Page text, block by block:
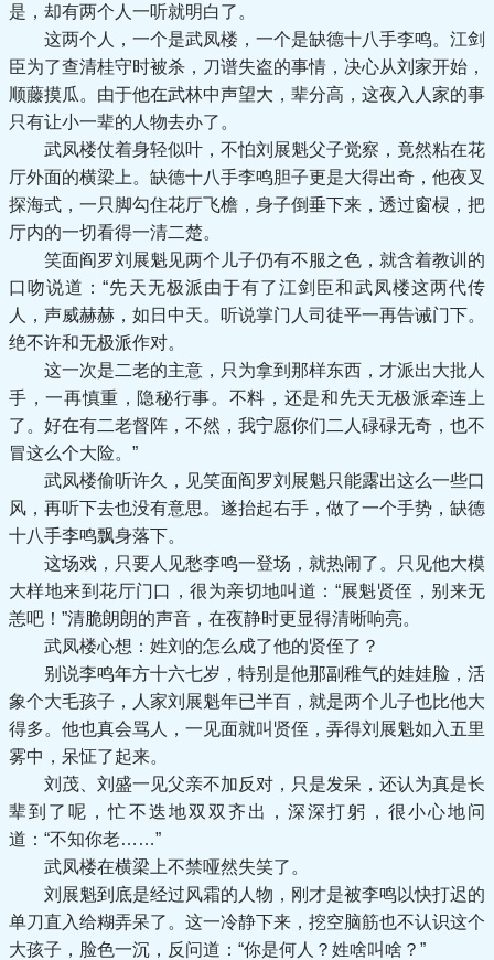
是，却有两个人一听就明白了。
这两个人，一个是武凤楼，一个是缺德十八手李鸣。江剑
臣为了查清桂守时被杀，刀谱失盗的事情，决心从刘家开始，
顺藤摸瓜。由于他在武林中声望大，辈分高，这夜入人家的事
只有让小一辈的人物去办了。
武凤楼仗着身轻似叶，不怕刘展魁父子觉察，竟然粘在花
厅外面的横梁上。缺德十八手李鸣胆子更是大得出奇，他夜叉
探海式，一只脚勾住花厅飞檐，身子倒垂下来，透过窗棂，把
厅内的一切看得一清二楚。
笑面阎罗刘展魁见两个儿子仍有不服之色，就含着教训的
口吻说道：“先天无极派由于有了江剑臣和武凤楼这两代传
人，声威赫赫，如日中天。听说掌门人司徒平一再告诫门下。
绝不许和无极派作对。
这一次是二老的主意，只为拿到那样东西，才派出大批人
手，一再慎重，隐秘行事。不料，还是和先天无极派牵连上
了。好在有二老督阵，不然，我宁愿你们二人碌碌无奇，也不
冒这么个大险。”
武凤楼偷听许久，见笑面阎罗刘展魁只能露出这么一些口
风，再听下去也没有意思。遂抬起右手，做了一个手势，缺德
十八手李鸣飘身落下。
这场戏，只要人见愁李鸣一登场，就热闹了。只见他大模
大样地来到花厅门口，很为亲切地叫道：“展魁贤侄，别来无
恙吧！”清脆朗朗的声音，在夜静时更显得清晰响亮。
武凤楼心想：姓刘的怎么成了他的贤侄了？
别说李鸣年方十六七岁，特别是他那副稚气的娃娃脸，活
象个大毛孩子，人家刘展魁年已半百，就是两个儿子也比他大
得多。他也真会骂人，一见面就叫贤侄，弄得刘展魁如入五里
雾中，呆怔了起来。
刘茂、刘盛一见父亲不加反对，只是发呆，还认为真是长
辈到了呢，忙不迭地双双齐出，深深打躬，很小心地问
道：“不知你老……”
武凤楼在横梁上不禁哑然失笑了。
刘展魁到底是经过风霜的人物，刚才是被李鸣以快打迟的
单刀直入给糊弄呆了。这一冷静下来，挖空脑筋也不认识这个
大孩子，脸色一沉，反问道：“你是何人？姓啥叫啥？”